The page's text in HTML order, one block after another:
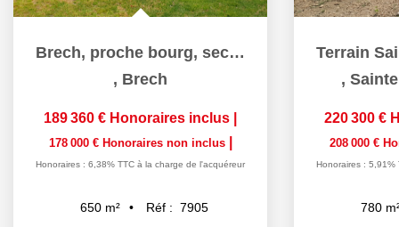
Brech, proche bourg, secteur recherché
, Brech
189 360 € Honoraires inclus
178 000 € Honoraires non inclus
Honoraires : 6,38% TTC à la charge de l'acquéreur
650 m² Réf : 7905
,
220 300 €
208 000 €
Honoraires : 5,91%
780